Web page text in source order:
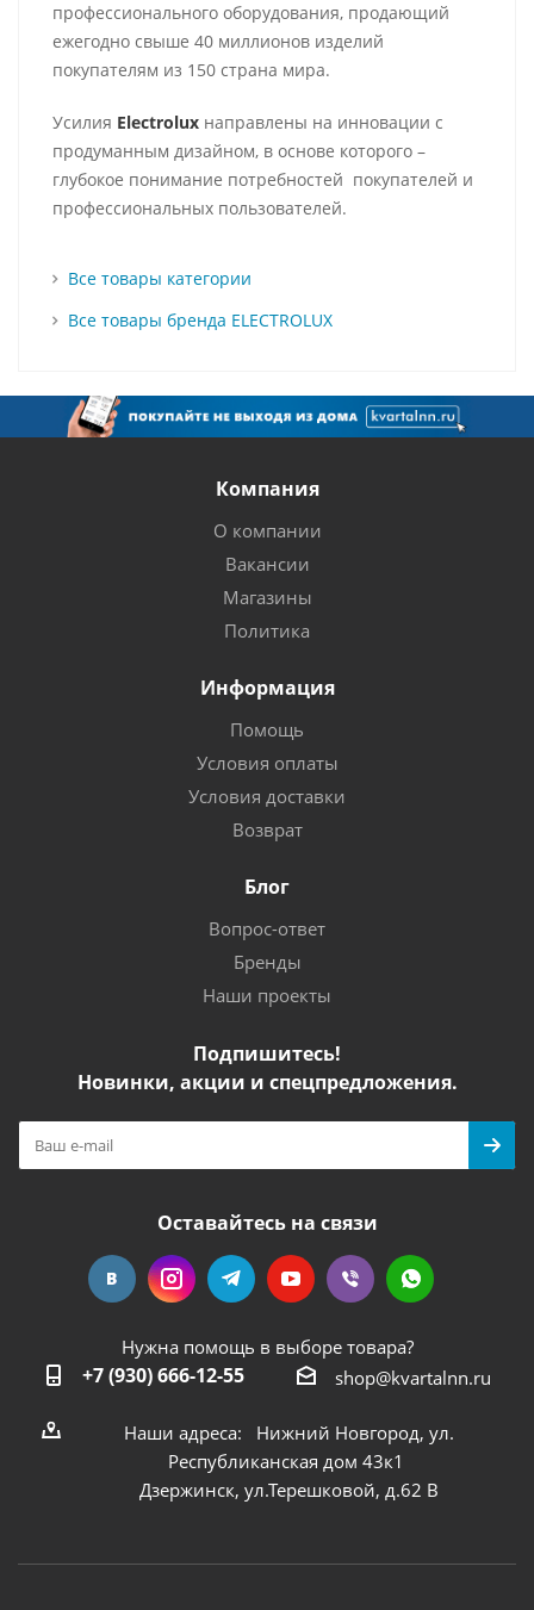
профессионального оборудования, продающий
ежегодно свыше 40 миллионов изделий
покупателям из 150 страна мира.
Усилия Electrolux направлены на инновации с
продуманным дизайном, в основе которого –
глубокое понимание потребностей покупателей и
профессиональных пользователей.
Все товары категории
Все товары бренда ELECTROLUX
Компания
О компании
Вакансии
Магазины
Политика
Информация
Помощь
Условия оплаты
Условия доставки
Возврат
Блог
Вопрос-ответ
Бренды
Наши проекты
Подпишитесь!
Новинки, акции и спецпредложения.
Оставайтесь на связи
Нужна помощь в выборе товара?
+7 (930) 666-12-55 shop@kvartalnn.ru
Наши адреса: Нижний Новгород, ул.
Республиканская дом 43к1
Дзержинск, ул.Терешковой, д.62 В